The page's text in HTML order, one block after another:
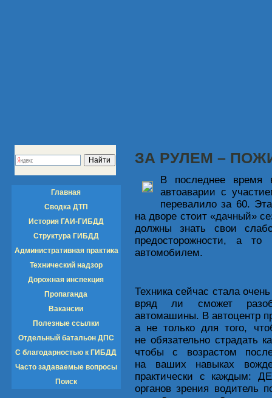
Главная
Сводка ДТП
История ГАИ-ГИБДД
Структура ГИБДД
Административная практика
Технический надзор
Дорожная инспекция
Пропаганда
Вакансии
Полезные ссылки
Отдельный батальон ДПС
С благодарностью к ГИБДД
Часто задаваемые вопросы
Поиск
ЗА РУЛЕМ –
В последнее время
автоаварии с
перевалило за 60.
на дворе стоит «дачный»
должны знать свои
предосторожности, а
автомобилем.
Техника сейчас стала
вряд ли сможет
автомашины. В автоцентр
а не только для того,
не обязательно страдать
чтобы с возрастом
на ваших навыках
практически с каждым:
органов зрения водитель